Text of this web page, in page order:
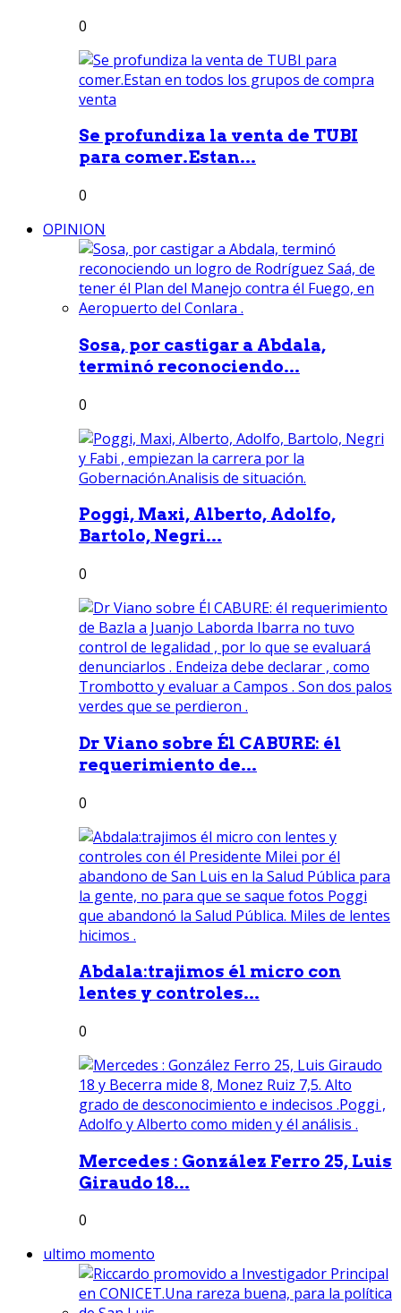
0
Se profundiza la venta de TUBI
para comer.Estan...
0
OPINION
Sosa, por castigar a Abdala,
terminó reconociendo...
0
Poggi, Maxi, Alberto, Adolfo,
Bartolo, Negri...
0
Dr Viano sobre Él CABURE: él
requerimiento de...
0
Abdala:trajimos él micro con
lentes y controles...
0
Mercedes : González Ferro 25, Luis
Giraudo 18...
0
ultimo momento